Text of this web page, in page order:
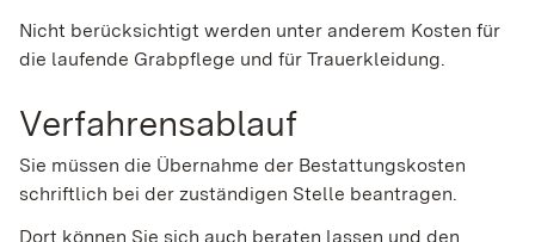
Nicht berücksichtigt werden unter anderem Kosten für
die laufende Grabpflege und für Trauerkleidung.
Verfahrensablauf
Sie müssen die Übernahme der Bestattungskosten
schriftlich bei der zuständigen Stelle beantragen.
Dort können Sie sich auch beraten lassen und den